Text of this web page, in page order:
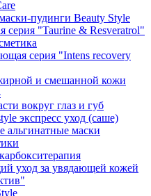
пудинги Beauty Style
серия "Taurine & Resveratrol"
серия "Intens recovery
и смешанной кожи
вокруг глаз и губ
экспресс уход (саше)
маски
уход за увядающей кожей